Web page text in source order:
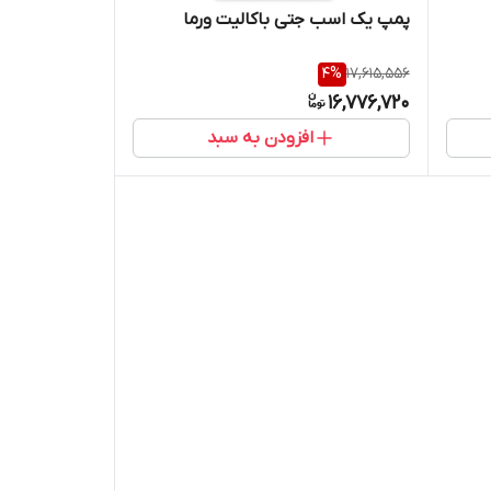
پمپ یک اسب جتی باکالیت ورما
17,615,556
4%
16,776,720
افزودن به سبد